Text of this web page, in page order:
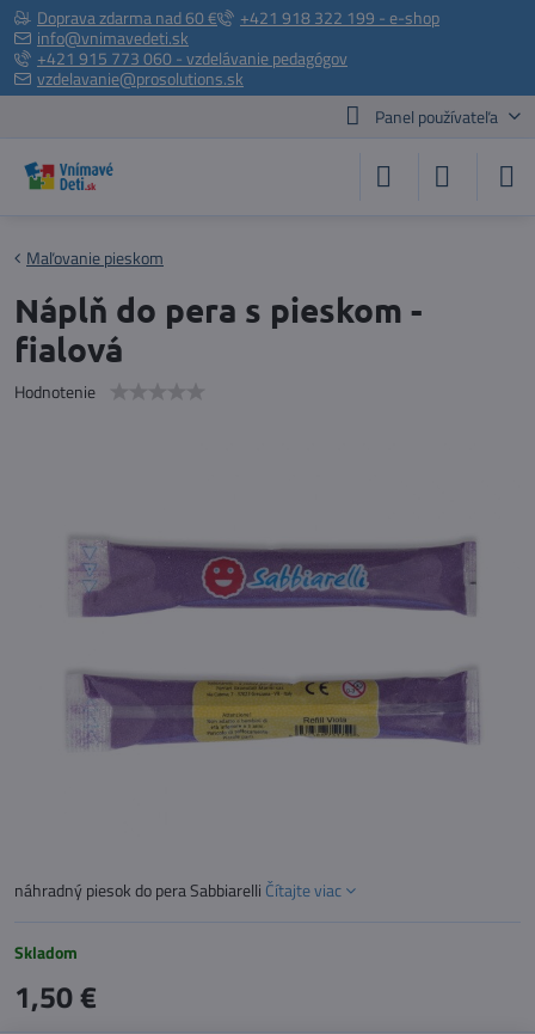
Doprava zdarma nad 60 €
+421 918 322 199 - e-shop
info@vnimavedeti.sk
+421 915 773 060 - vzdelávanie pedagógov
vzdelavanie@prosolutions.sk
Panel používateľa
Maľovanie pieskom
Náplň do pera s pieskom -
fialová
Hodnotenie
náhradný piesok do pera Sabbiarelli Čítajte viac
Skladom
1,50 €